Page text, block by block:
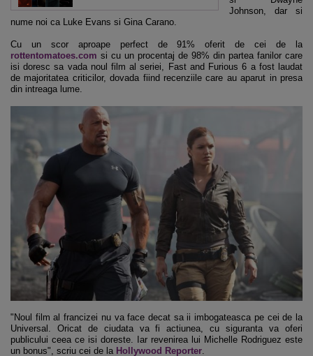
Johnson, dar si
nume noi ca Luke Evans si Gina Carano.
Cu un scor aproape perfect de 91% oferit de cei de la
rottentomatoes.com si cu un procentaj de 98% din partea fanilor care
isi doresc sa vada noul film al seriei, Fast and Furious 6 a fost laudat
de majoritatea criticilor, dovada fiind recenziile care au aparut in presa
din intreaga lume.
"Noul film al francizei nu va face decat sa ii imbogateasca pe cei de la
Universal. Oricat de ciudata va fi actiunea, cu siguranta va oferi
publicului ceea ce isi doreste. Iar revenirea lui Michelle Rodriguez este
un bonus", scriu cei de la Hollywood Reporter